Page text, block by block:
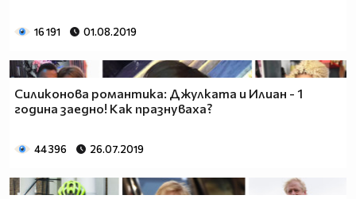
16 191 01.08.2019
Силиконова романтика: Джулката и Илиан - 1
година заедно! Как празнуваха?
44 396 26.07.2019